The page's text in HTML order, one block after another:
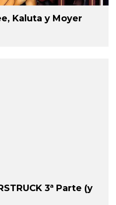
Kaluta y Moyer
3ª Parte (y